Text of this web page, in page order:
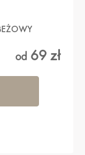
od 69 zł